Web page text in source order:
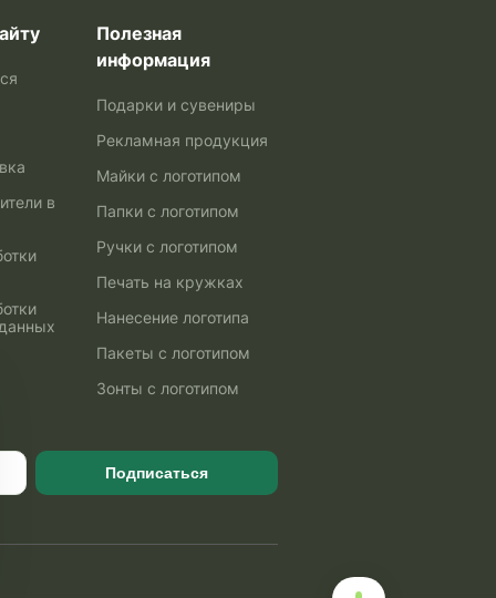
в
Полезная
информация
Подарки и сувениры
Рекламная продукция
Майки с логотипом
Папки с логотипом
Ручки с логотипом
Печать на кружках
Нанесение логотипа
Пакеты с логотипом
Зонты с логотипом
Подписаться